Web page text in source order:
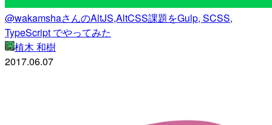
@wakamshaさんのAltJS,AltCSS課題をGulp, SCSS,
TypeScript でやってみた
植木 和樹
2017.06.07